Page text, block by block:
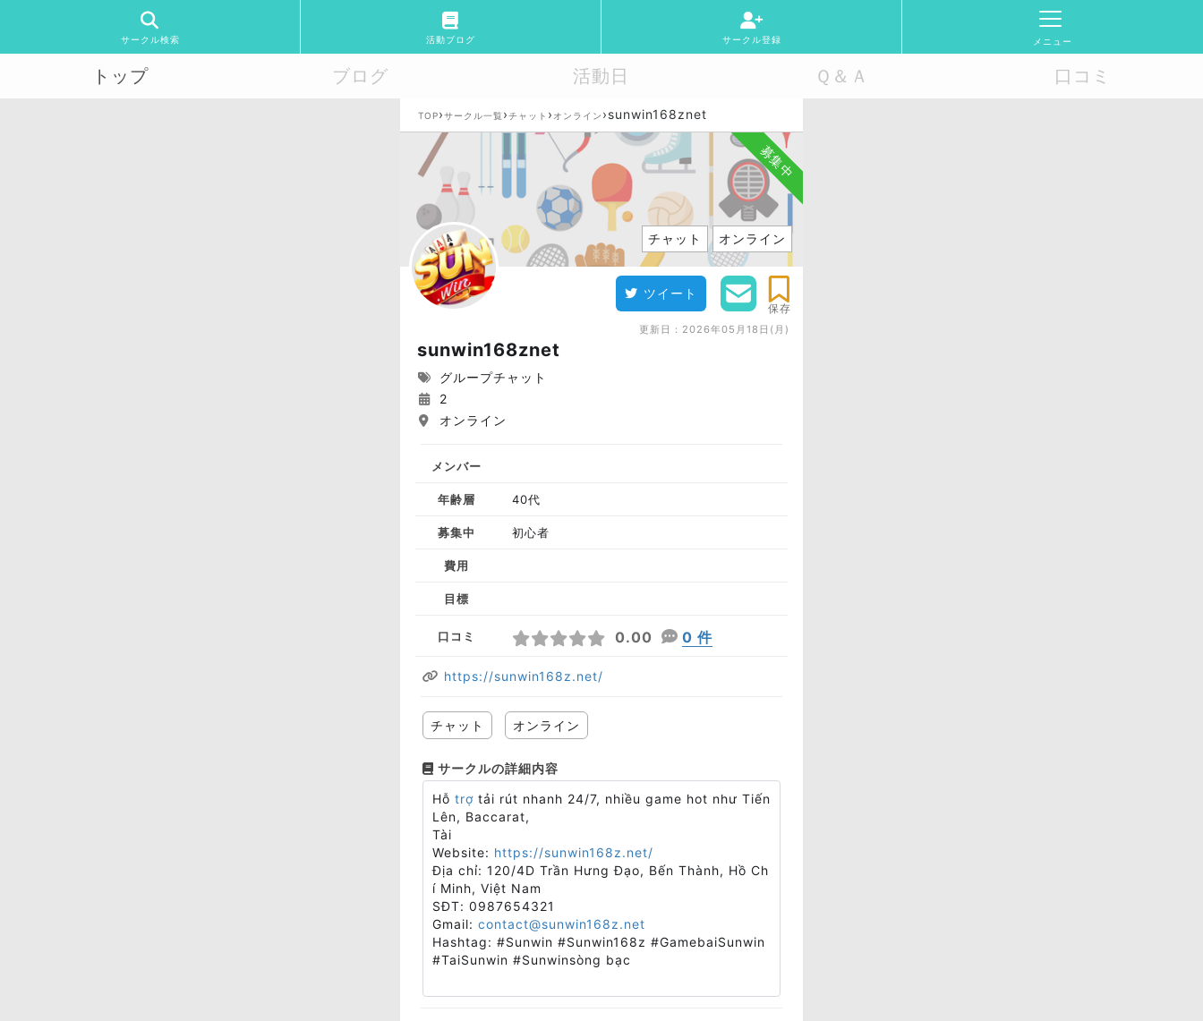
サークル検索 活動ブログ サークル登録 メニュー
トップ ブログ 活動日 Ｑ＆Ａ 口コミ
TOP›サークル一覧 ›チャット › オンライン ›sunwin168znet
募集中
チャット オンライン
ツイート
保存
更新日： 2026年05月18日(月)
sunwin168znet
グループチャット
2
オンライン
メンバー
年齢層 40代
募集中 初心者
費用
目標
口コミ 0.00 0 件
https://sunwin168z.net/
チャット オンライン
サークルの詳細内容
Hỗ trợ tải rút nhanh 24/7, nhiều game hot như Tiến
Lên, Baccarat,
Tài
Website: https://sunwin168z.net/
Địa chỉ: 120/4D Trần Hưng Đạo, Bến Thành, Hồ Ch
í Minh, Việt Nam
SĐT: 0987654321
Gmail: contact@sunwin168z.net
Hashtag: #Sunwin #Sunwin168z #GamebaiSunwin
#TaiSunwin #Sunwinsòng bạc